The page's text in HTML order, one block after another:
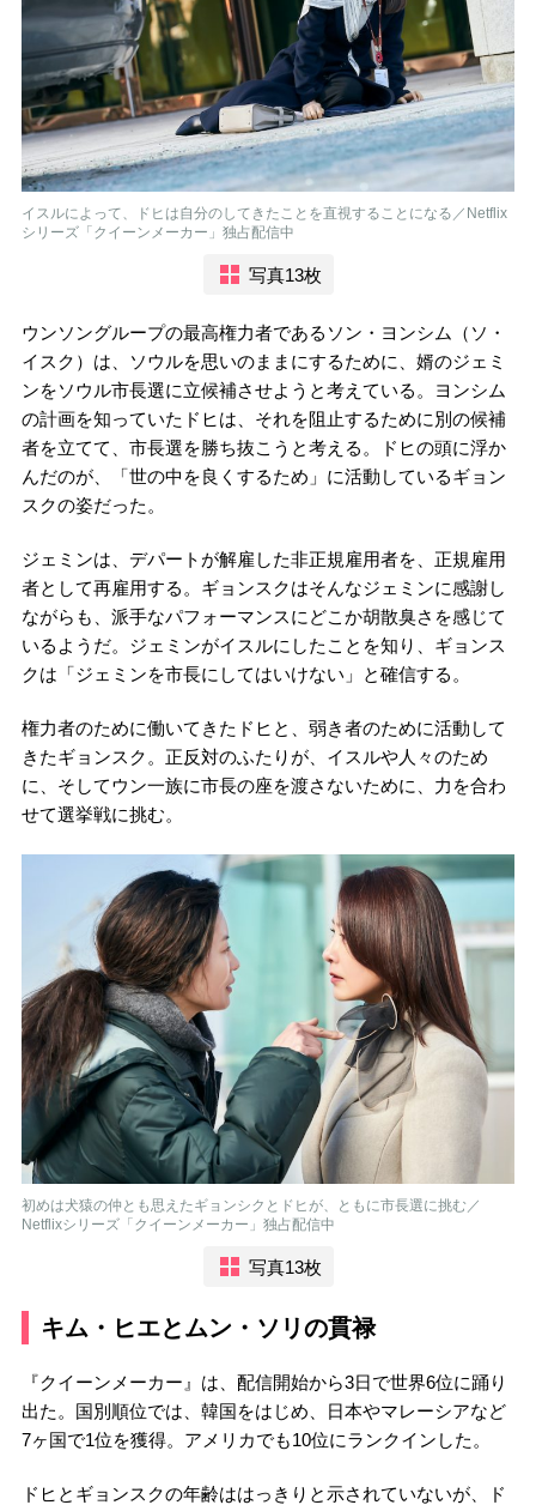
イスルによって、ドヒは自分のしてきたことを直視することになる／Netflix
シリーズ「クイーンメーカー」独占配信中
写真13枚
ウンソングループの最高権力者であるソン・ヨンシム（ソ・
イスク）は、ソウルを思いのままにするために、婿のジェミ
ンをソウル市長選に立候補させようと考えている。ヨンシム
の計画を知っていたドヒは、それを阻止するために別の候補
者を立てて、市長選を勝ち抜こうと考える。ドヒの頭に浮か
んだのが、「世の中を良くするため」に活動しているギョン
スクの姿だった。
ジェミンは、デパートが解雇した非正規雇用者を、正規雇用
者として再雇用する。ギョンスクはそんなジェミンに感謝し
ながらも、派手なパフォーマンスにどこか胡散臭さを感じて
いるようだ。ジェミンがイスルにしたことを知り、ギョンス
クは「ジェミンを市長にしてはいけない」と確信する。
権力者のために働いてきたドヒと、弱き者のために活動して
きたギョンスク。正反対のふたりが、イスルや人々のため
に、そしてウン一族に市長の座を渡さないために、力を合わ
せて選挙戦に挑む。
初めは犬猿の仲とも思えたギョンシクとドヒが、ともに市長選に挑む／
Netflixシリーズ「クイーンメーカー」独占配信中
写真13枚
キム・ヒエとムン・ソリの貫禄
『クイーンメーカー』は、配信開始から3日で世界6位に踊り
出た。国別順位では、韓国をはじめ、日本やマレーシアなど
7ヶ国で1位を獲得。アメリカでも10位にランクインした。
ドヒとギョンスクの年齢ははっきりと示されていないが、ド